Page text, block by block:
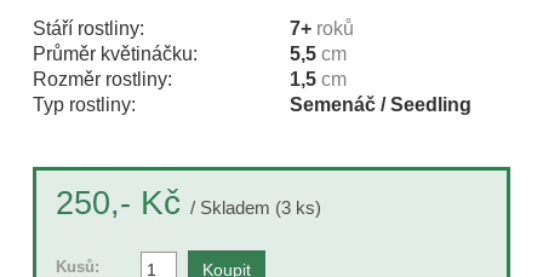
Stáří rostliny: 7+ roků
Průměr květináčku:
5,5 cm
Rozměr rostliny:
1,5 cm
Typ rostliny:
Semenáč / Seedling
250,- Kč / Skladem (3 ks)
Kusů: